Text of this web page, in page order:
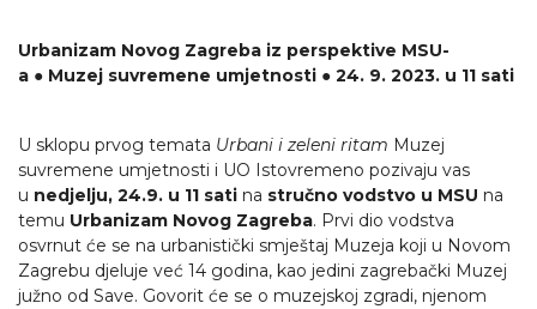
Urbanizam Novog Zagreba iz perspektive MSU-
a ● Muzej suvremene umjetnosti ● 24. 9. 2023. u 11 sati
U sklopu prvog temata Urbani i zeleni ritam Muzej
suvremene umjetnosti i UO Istovremeno pozivaju vas
u nedjelju, 24.9. u 11 sati na stručno vodstvo u MSU na
temu Urbanizam Novog Zagreba. Prvi dio vodstva
osvrnut će se na urbanistički smještaj Muzeja koji u Novom
Zagrebu djeluje već 14 godina, kao jedini zagrebački Muzej
južno od Save. Govorit će se o muzejskoj zgradi, njenom